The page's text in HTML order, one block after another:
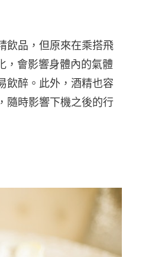
飲品，但原來在乘搭飛
，會影響身體內的氣體
飲醉。此外，酒精也容
隨時影響下機之後的行